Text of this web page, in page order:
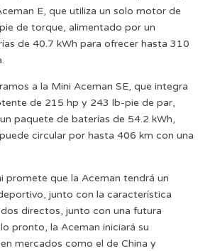
E, que utiliza un solo motor de
de torque, alimentado por un
de 40.7 kWh para ofrecer hasta 310
a la Mini Aceman SE, que integra
de 215 hp y 243 lb-pie de par,
paquete de baterías de 54.2 kWh,
circular por hasta 406 km con una
promete que la Aceman tendrá un
junto con la característica
directos, junto con una futura
pronto, la Aceman iniciará su
mercados como el de China y